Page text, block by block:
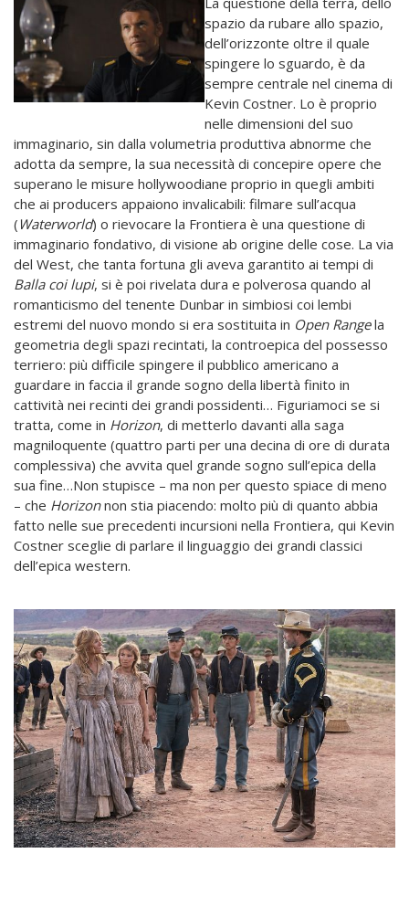
spazio da rubare allo spazio,
dell’orizzonte oltre il quale
spingere lo sguardo, è da
sempre centrale nel cinema di
Kevin Costner. Lo è proprio
nelle dimensioni del suo
immaginario, sin dalla volumetria produttiva abnorme che
adotta da sempre, la sua necessità di concepire opere che
superano le misure hollywoodiane proprio in quegli ambiti
che ai producers appaiono invalicabili: filmare sull’acqua
( Waterworld) o rievocare la Frontiera è una questione di
immaginario fondativo, di visione ab origine delle cose. La via
del West, che tanta fortuna gli aveva garantito ai tempi di
Balla coi lupi, si è poi rivelata dura e polverosa quando al
romanticismo del tenente Dunbar in simbiosi coi lembi
estremi del nuovo mondo si era sostituita in Open Rangela
geometria degli spazi recintati, la controepica del possesso
terriero: più difficile spingere il pubblico americano a
guardare in faccia il grande sogno della libertà finito in
cattività nei recinti dei grandi possidenti… Figuriamoci se si
tratta, come in Horizon, di metterlo davanti alla saga
magniloquente (quattro parti per una decina di ore di durata
complessiva) che avvita quel grande sogno sull’epica della
sua fine…Non stupisce – ma non per questo spiace di meno
– che Horizonnon stia piacendo: molto più di quanto abbia
fatto nelle sue precedenti incursioni nella Frontiera, qui Kevin
Costner sceglie di parlare il linguaggio dei grandi classici
dell’epica western.